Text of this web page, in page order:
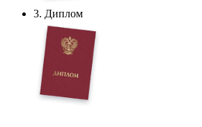
3. Диплом